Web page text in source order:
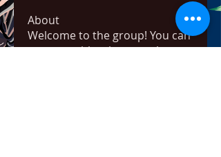
About
Welcome to the group! You can
connect with other members,